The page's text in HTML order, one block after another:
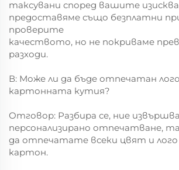
таксувани според вашите
предоставяме също безплатни
проверите
качеството, но не покриваме
разходи.
В: Може ли да бъде отпечатан
картонната кутия?
Отговор: Разбира се, ние
персонализирано отпечатване,
да отпечатате всеки цвят и
картон.